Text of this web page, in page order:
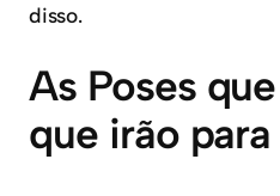
disso.
As Poses
que irão